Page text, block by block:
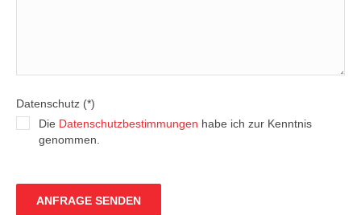
Datenschutz (*)
Die Datenschutzbestimmungen habe ich zur Kenntnis
genommen.